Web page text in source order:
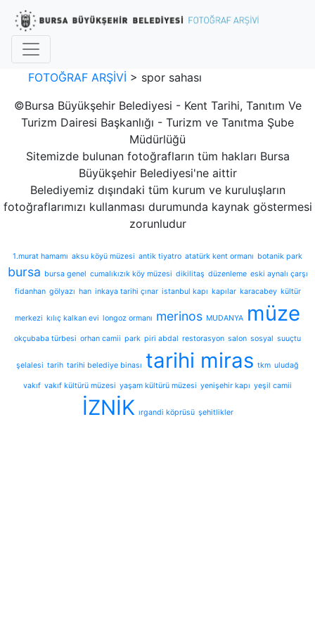
FOTOĞRAF ARŞİVİ > spor sahası
©Bursa Büyükşehir Belediyesi - Kent Tarihi, Tanıtım Ve
Turizm Dairesi Başkanlığı - Turizm ve Tanıtma Şube
Müdürlüğü
Sitemizde bulunan fotoğrafların tüm hakları Bursa
Büyükşehir Belediyesi'ne aittir
Belediyemiz dışındaki tüm kurum ve kuruluşların
fotoğraflarımızı kullanması durumunda kaynak göstermesi
zorunludur
1.murat hamamı aksu köyü müzesi antik tiyatro atatürk kent ormanı botanik park
bursa bursa genel cumalıkızık köy müzesi dikilitaş düzenleme eski aynalı çarşı
fidanhan gölyazı han inkaya tarihi çınar istanbul kapı kapılar karacabey kültür
merkezi kılıç kalkan evi longoz ormanı merinos MUDANYA müze
okçubaba türbesi orhan camii park piri abdal restorasyon salon sosyal suuçtu
şelalesi tarih tarihi belediye binası tarihi miras tkm uludağ
vakıf vakıf kültürü müzesi yaşam kültürü müzesi yenişehir kapı yeşil camii
İZNİK ırgandi köprüsü şehitlikler